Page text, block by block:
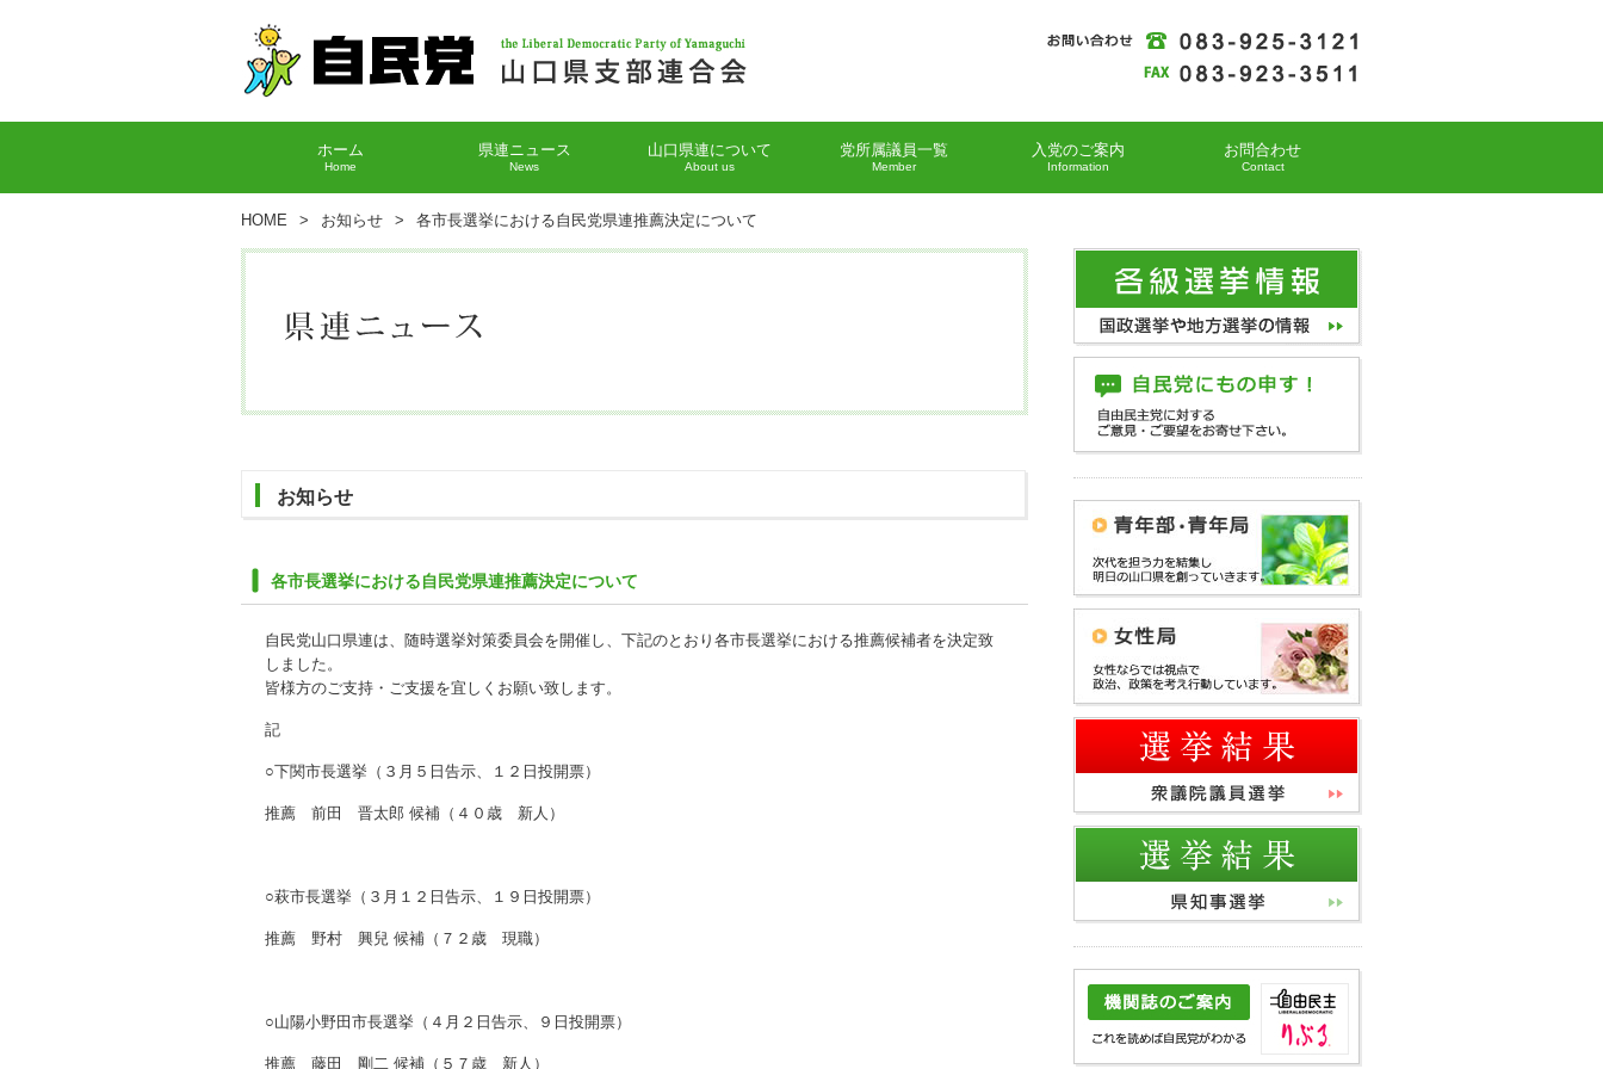
ホーム
Home
県連ニュース
News
山口県連について
About us
党所属議員一覧
Member
入党のご案内
Information
お問合わせ
Contact
HOME > お知らせ > 各市長選挙における自民党県連推薦決定について
お知らせ
各市長選挙における自民党県連推薦決定について
自民党山口県連は、随時選挙対策委員会を開催し、下記のとおり各市長選挙における推薦候補者を決定致
しました。
皆様方のご支持・ご支援を宜しくお願い致します。
記
○下関市長選挙（３月５日告示、１２日投開票）
推薦 前田 晋太郎 候補（４０歳 新人）
○萩市長選挙（３月１２日告示、１９日投開票）
推薦 野村 興兒 候補（７２歳 現職）
○山陽小野田市長選挙（４月２日告示、９日投開票）
推薦 藤田 剛二 候補（５７歳 新人）